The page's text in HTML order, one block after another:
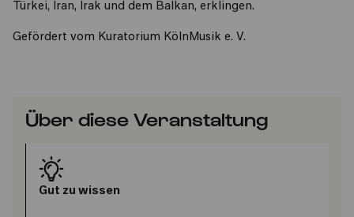
Türkei, Iran, Irak und dem Balkan, erklingen.
Gefördert vom Kuratorium KölnMusik e. V.
Über diese Veranstaltung
Gut zu wissen